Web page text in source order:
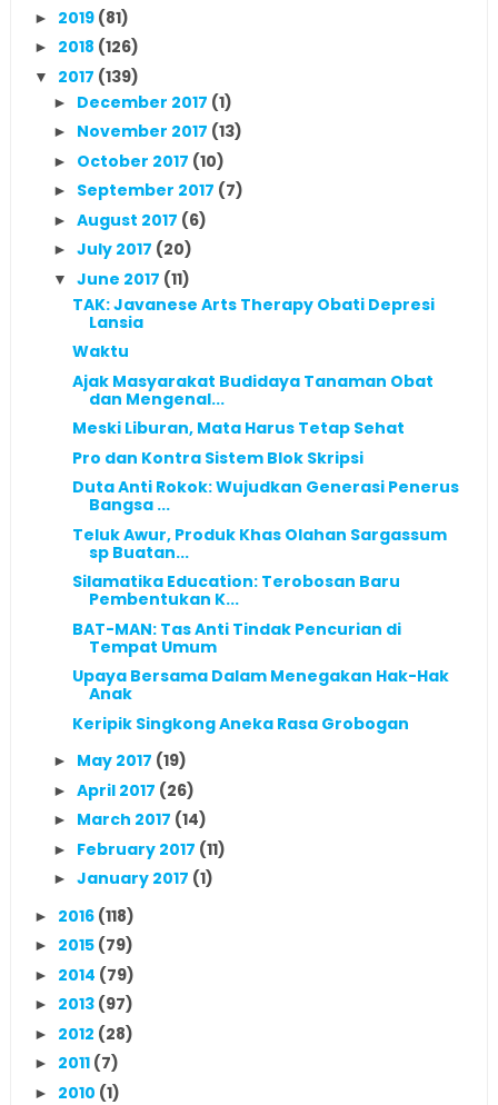
► 2019 (81)
► 2018 (126)
▼ 2017 (139)
► December 2017 (1)
► November 2017 (13)
► October 2017 (10)
► September 2017 (7)
► August 2017 (6)
► July 2017 (20)
▼ June 2017 (11)
TAK: Javanese Arts Therapy Obati Depresi
Lansia
Waktu
Ajak Masyarakat Budidaya Tanaman Obat
dan Mengenal...
Meski Liburan, Mata Harus Tetap Sehat
Pro dan Kontra Sistem Blok Skripsi
Duta Anti Rokok: Wujudkan Generasi Penerus
Bangsa ...
Teluk Awur, Produk Khas Olahan Sargassum
sp Buatan...
Silamatika Education: Terobosan Baru
Pembentukan K...
BAT-MAN: Tas Anti Tindak Pencurian di
Tempat Umum
Upaya Bersama Dalam Menegakan Hak-Hak
Anak
Keripik Singkong Aneka Rasa Grobogan
► May 2017 (19)
► April 2017 (26)
► March 2017 (14)
► February 2017 (11)
► January 2017 (1)
► 2016 (118)
► 2015 (79)
► 2014 (79)
► 2013 (97)
► 2012 (28)
► 2011 (7)
► 2010 (1)